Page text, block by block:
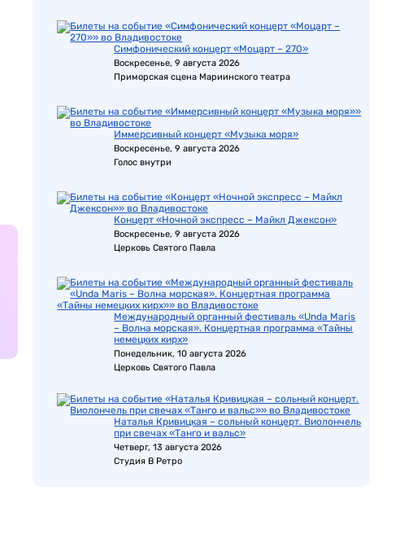
Симфонический концерт «Моцарт – 270»
Воскресенье, 9 августа 2026
Приморская сцена Мариинского театра
Иммерсивный концерт «Музыка моря»
Воскресенье, 9 августа 2026
Голос внутри
Концерт «Ночной экспресс – Майкл Джексон»
Воскресенье, 9 августа 2026
Церковь Святого Павла
Международный органный фестиваль «Unda Maris
– Волна морская». Концертная программа «Тайны
немецких кирх»
Понедельник, 10 августа 2026
Церковь Святого Павла
Наталья Кривицкая – сольный концерт. Виолончель
при свечах «Танго и вальс»
Четверг, 13 августа 2026
Студия В Ретро